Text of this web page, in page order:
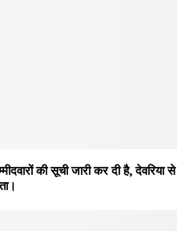
की सूची जारी कर दी है, देवरिया से